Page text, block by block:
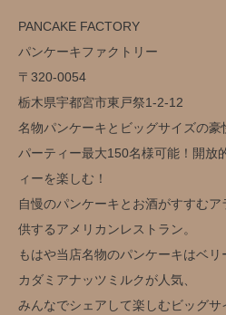
PANCAKE FACTORY
パンケーキファクトリー
〒320-0054
栃木県宇都宮市東戸祭1-2-12
名物パンケーキとビッグサイズの豪
パーティー最大150名様可能！開放
ィーを楽しむ！
自慢のパンケーキとお酒がすすむ
供するアメリカンレストラン。
もはや当店名物のパンケーキはベ
カダミアナッツミルクが人気、
みんなでシェアして楽しむビッグ